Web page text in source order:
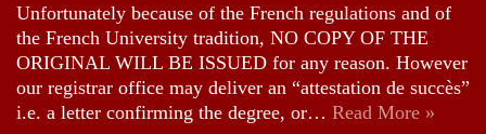
Unfortunately because of the French regulations and of
the French University tradition, NO COPY OF THE
ORIGINAL WILL BE ISSUED for any reason. However
our registrar office may deliver an “attestation de succès”
i.e. a letter confirming the degree, or… Read More »